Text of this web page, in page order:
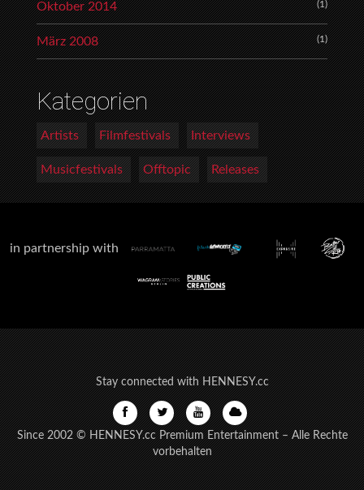
Oktober 2014 (1)
März 2008 (1)
Kategorien
Artists Filmfestivals Interviews
Musicfestivals Offtopic Releases
in partnership with
Stay connected with HENNESY.cc
Since 2002 © HENNESY.cc Premium Entertainment – Alle Rechte
vorbehalten